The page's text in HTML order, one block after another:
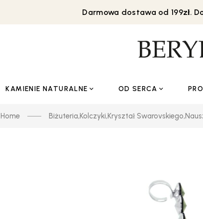
Darmowa dostawa od 199zł.
KAMIENIE NATURALNE OD SERCA
Home Biżuteria,Kolczyki,Kryształ Swarovskiego,